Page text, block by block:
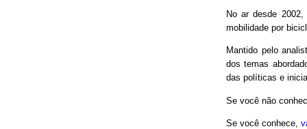
No ar desde
mobilidade por
Mantido pelo
dos temas
das políticas e
Se você não
Se você conhece,